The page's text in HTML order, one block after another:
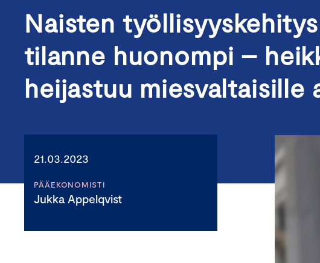
Naisten
tilanne huonompi –
heijastuu miesvaltaisille
21.03.2023
PÄÄEKONOMISTI
Jukka Appelqvist